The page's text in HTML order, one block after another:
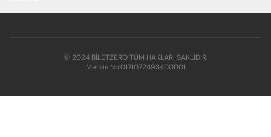
© 2024 BİLETZERO TÜM HAKLARI SAKLIDIR.
Mersis No:0171072493400001